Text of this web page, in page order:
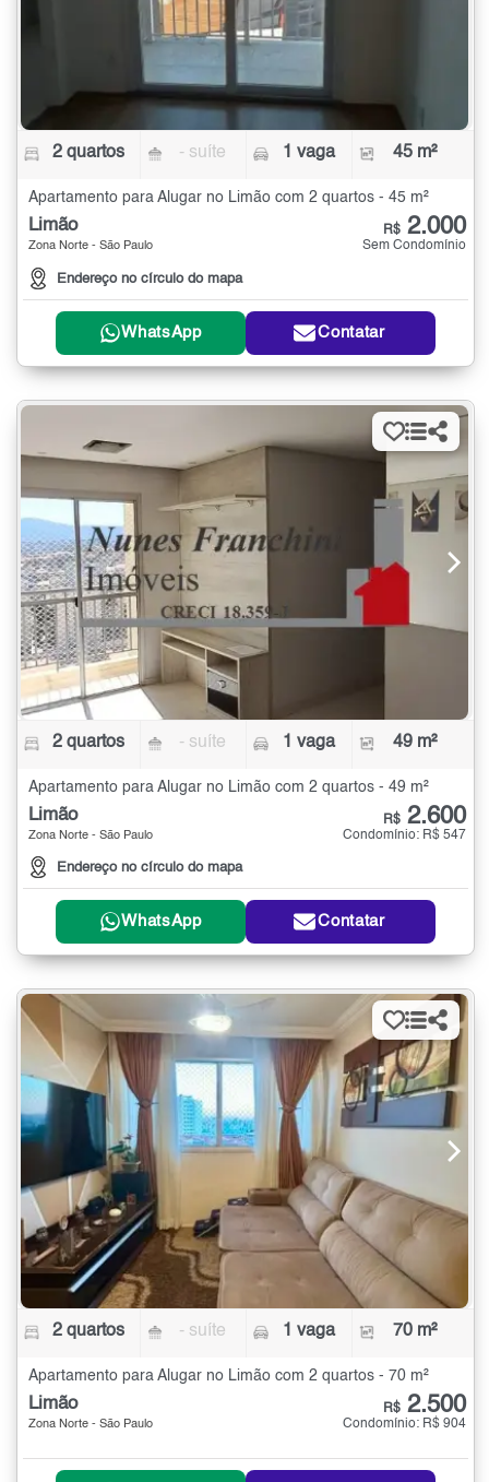
2 quartos - suíte 1 vaga 45 m²
Apartamento para Alugar no Limão com 2 quartos - 45 m²
Limão
Zona Norte - São Paulo
Endereço no círculo do mapa
R$ 2.000
Sem Condomínio
WhatsApp Contatar
2 quartos - suíte 1 vaga 49 m²
Apartamento para Alugar no Limão com 2 quartos - 49 m²
Limão
Zona Norte - São Paulo
Endereço no círculo do mapa
R$ 2.600
Condomínio: R$ 547
WhatsApp Contatar
2 quartos - suíte 1 vaga 70 m²
Apartamento para Alugar no Limão com 2 quartos - 70 m²
Limão
Zona Norte - São Paulo
R$ 2.500
Condomínio: R$ 904